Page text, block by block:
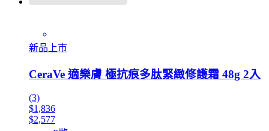
新品上市
CeraVe 適樂膚 極抗痕多肽緊緻修護霜 48g 2入
(3)
$1,836
$2,577